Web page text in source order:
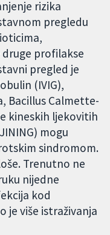
rizika
pregledu
profilakse
pregled je
(IVIG),
Bacillus Calmette-
kineskih ljekovitih
mogu
sindromom.
Trenutno ne
nijedne
kod
je više istraživanja